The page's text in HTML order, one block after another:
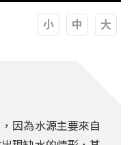
因為水源主要來自